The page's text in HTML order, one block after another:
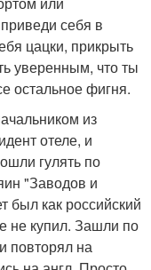
себя в
цацки, прикрыть
уверенным, что ты
остальное фигня.
из
отеле, и
гулять по
"Заводов и
был как российский
не купил. Зашли по
повторял на